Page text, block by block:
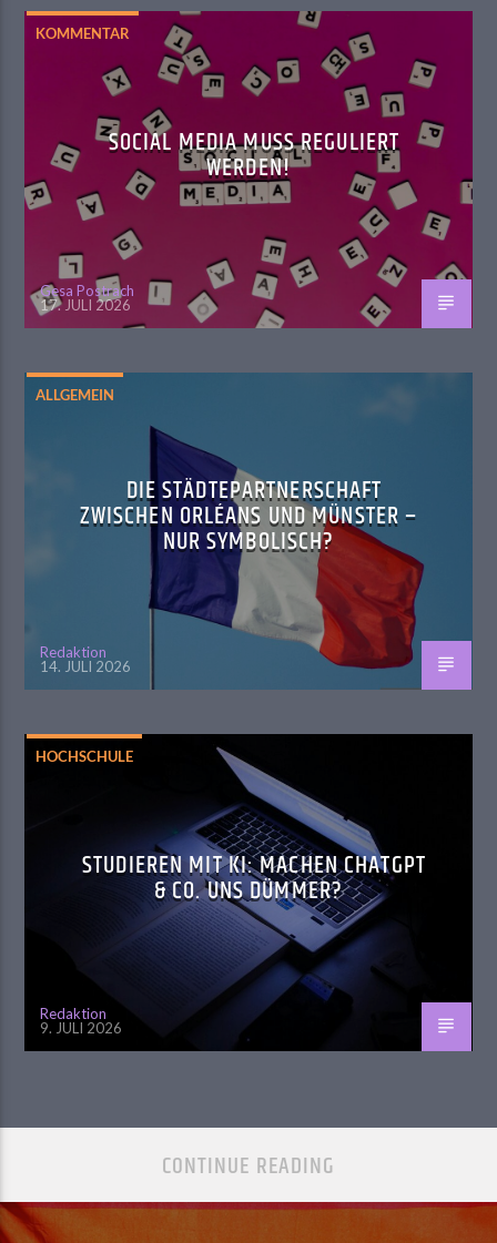
KOMMENTAR
SOCIAL MEDIA MUSS REGULIERT
WERDEN!
Gesa Postrach
17. JULI 2026
ALLGEMEIN
DIE STÄDTEPARTNERSCHAFT
ZWISCHEN ORLÉANS UND MÜNSTER –
NUR SYMBOLISCH?
Redaktion
14. JULI 2026
HOCHSCHULE
STUDIEREN MIT KI: MACHEN CHATGPT
& CO. UNS DÜMMER?
Redaktion
9. JULI 2026
CONTINUE READING